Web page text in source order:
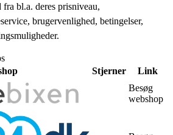
bl.a. deres prisniveau,
brugervenlighed, betingelser,
Stjerner
Link
Besøg
webshop